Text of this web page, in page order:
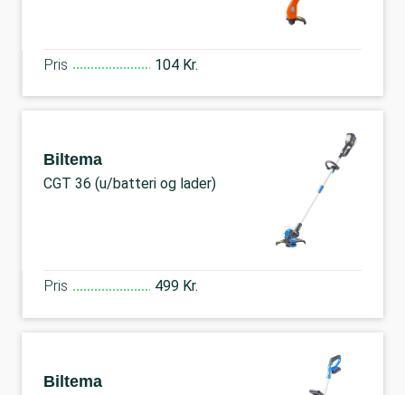
Pris 104 Kr.
Biltema
CGT 36 (u/batteri og lader)
Pris 499 Kr.
Biltema